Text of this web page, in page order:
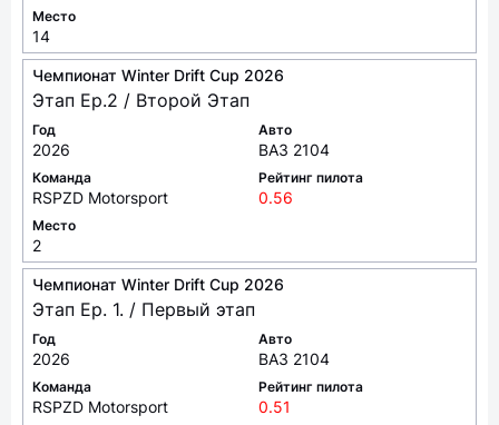
Место
14
Чемпионат Winter Drift Cup 2026
Этап Ep.2 / Второй Этап
Год
2026
Авто
ВАЗ 2104
Команда
RSPZD Motorsport
Рейтинг пилота
0.56
Место
2
Чемпионат Winter Drift Cup 2026
Этап Ep. 1. / Первый этап
Год
2026
Авто
ВАЗ 2104
Команда
RSPZD Motorsport
Рейтинг пилота
0.51